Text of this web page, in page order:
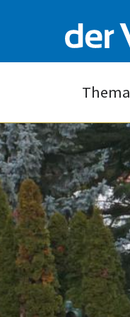
Thema